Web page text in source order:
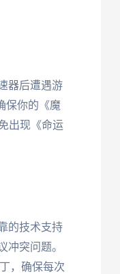
器后遭遇游
保你的《魔
出现《命运
的技术支持
冲突问题。
，确保每次